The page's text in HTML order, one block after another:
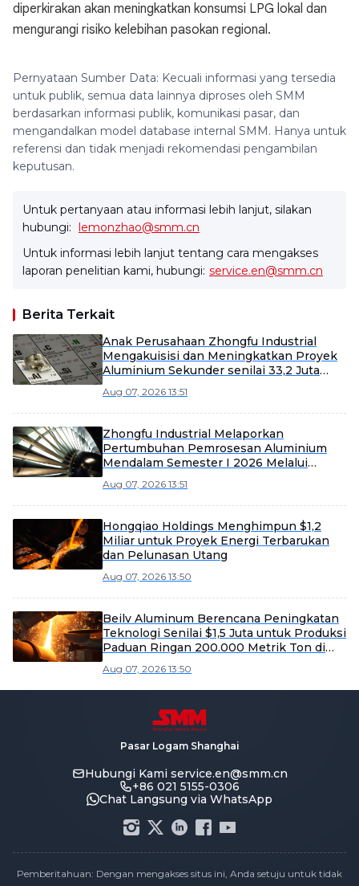
diperkirakan akan meningkatkan konsumsi LPG lokal dan
mengurangi risiko kelebihan pasokan regional.
Pernyataan Sumber Data: Kecuali informasi yang tersedia
untuk publik, semua data lainnya diproses oleh SMM
berdasarkan informasi publik, komunikasi pasar, dan
mengandalkan model database internal SMM. Hanya untuk
referensi dan tidak menjadi rekomendasi pengambilan
keputusan.
Untuk pertanyaan atau informasi lebih lanjut, silakan
hubungi: lemonzhao@smm.cn
Untuk informasi lebih lanjut tentang cara mengakses
laporan penelitian kami, hubungi: service.en@smm.cn
Berita Terkait
Anak Perusahaan Zhongfu Industrial
Mengakuisisi dan Meningkatkan Proyek
Aluminium Sekunder senilai 33,2 Juta
Aug 07, 2026 13:51
Zhongfu Industrial Melaporkan
Pertumbuhan Pemrosesan Aluminium
Mendalam Semester I 2026 Melalui
Aug 07, 2026 13:51
Hongqiao Holdings Menghimpun $1,2
Miliar untuk Proyek Energi Terbarukan
dan Pelunasan Utang
Aug 07, 2026 13:50
Beilv Aluminum Berencana Peningkatan
Teknologi Senilai $1,5 Juta untuk Produksi
Paduan Ringan 200.000 Metrik Ton di
Aug 07, 2026 13:50
Pasar Logam Shanghai
Hubungi Kami service.en@smm.cn
+86 021 5155-0306
Chat Langsung via WhatsApp
Pemberitahuan: Dengan mengakses situs ini, Anda setuju untuk tidak